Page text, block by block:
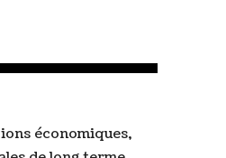
économiques,